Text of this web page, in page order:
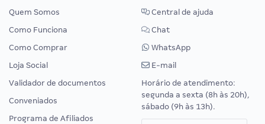
Quem Somos
Como Funciona
Como Comprar
Loja Social
Validador de documentos
Conveniados
Programa de Afiliados
Central de ajuda
Chat
WhatsApp
E-mail
Horário de atendimento:
segunda a sexta (8h às 20h),
sábado (9h às 13h).